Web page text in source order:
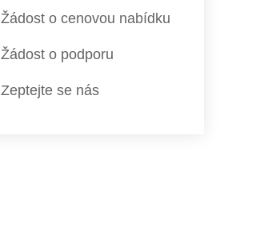
Žádost o cenovou nabídku
Žádost o podporu
Zeptejte se nás